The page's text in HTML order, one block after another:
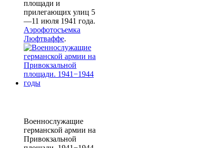
площади и
прилегающих улиц 5
—11 июля 1941 года.
Аэрофотосъемка
Люфтваффе.
Военнослужащие
германской армии на
Привокзальной